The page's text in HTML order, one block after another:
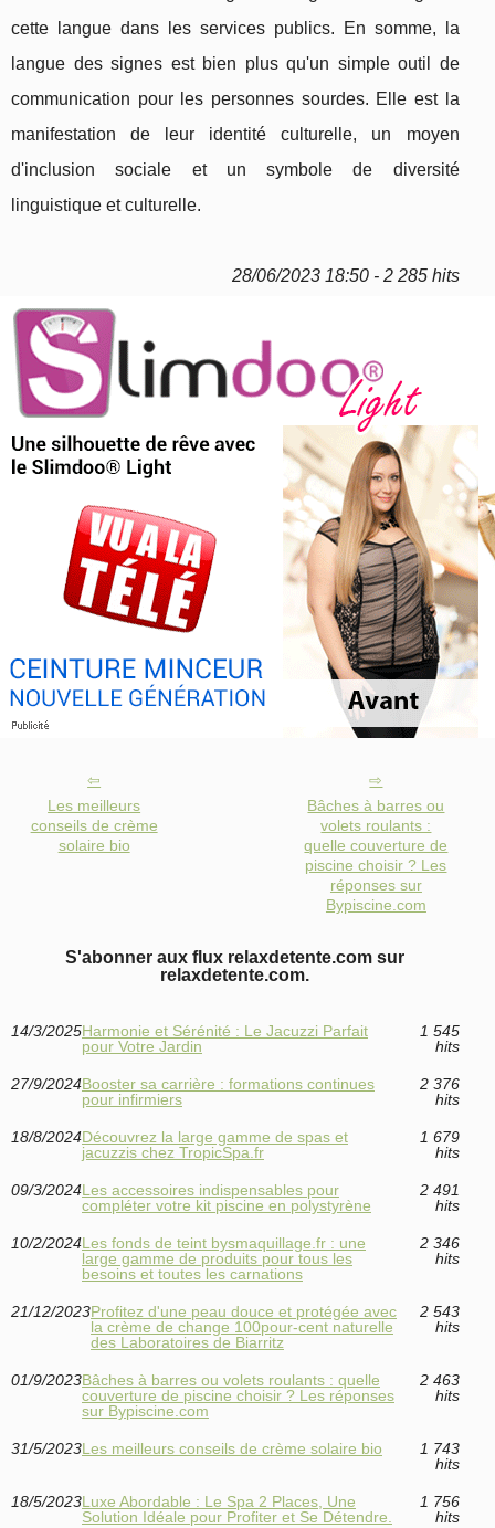
cette langue dans les services publics. En somme, la
langue des signes est bien plus qu'un simple outil de
communication pour les personnes sourdes. Elle est la
manifestation de leur identité culturelle, un moyen
d'inclusion sociale et un symbole de diversité
linguistique et culturelle.
28/06/2023 18:50 - 2 285 hits
Les meilleurs
conseils de crème
solaire bio
Bâches à barres ou
volets roulants :
quelle couverture de
piscine choisir ? Les
réponses sur
Bypiscine.com
S'abonner aux flux relaxdetente.com sur
relaxdetente.com.
14/3/2025Harmonie et Sérénité : Le Jacuzzi Parfait
pour Votre Jardin
1 545
hits
27/9/2024Booster sa carrière : formations continues
pour infirmiers
2 376
hits
18/8/2024Découvrez la large gamme de spas et
jacuzzis chez TropicSpa.fr
1 679
hits
09/3/2024Les accessoires indispensables pour
compléter votre kit piscine en polystyrène
2 491
hits
10/2/2024Les fonds de teint bysmaquillage.fr : une
large gamme de produits pour tous les
besoins et toutes les carnations
2 346
hits
21/12/2023Profitez d'une peau douce et protégée avec
la crème de change 100pour-cent naturelle
des Laboratoires de Biarritz
2 543
hits
01/9/2023Bâches à barres ou volets roulants : quelle
couverture de piscine choisir ? Les réponses
sur Bypiscine.com
2 463
hits
31/5/2023Les meilleurs conseils de crème solaire bio
1 743
hits
18/5/2023Luxe Abordable : Le Spa 2 Places, Une
Solution Idéale pour Profiter et Se Détendre.
1 756
hits